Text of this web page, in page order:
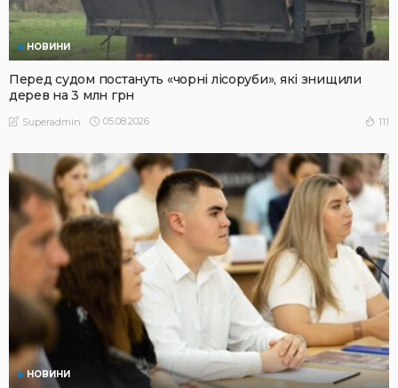
НОВИНИ
Перед судом постануть «чорні лісоруби», які знищили
дерев на 3 млн грн
Superadmin 05.08.2026 111
НОВИНИ